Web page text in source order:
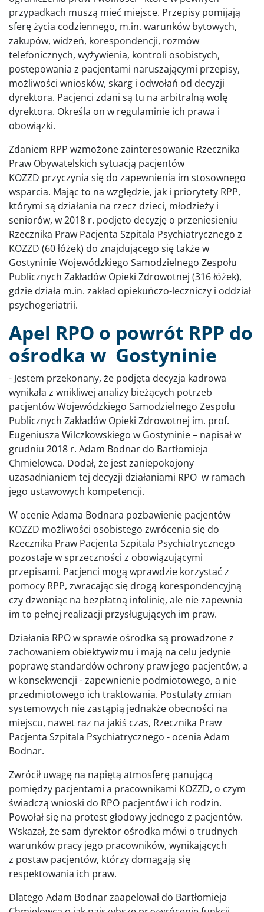
przypadkach muszą mieć miejsce. Przepisy pomijają
sferę życia codziennego, m.in. warunków bytowych,
zakupów, widzeń, korespondencji, rozmów
telefonicznych, wyżywienia, kontroli osobistych,
postępowania z pacjentami naruszającymi przepisy,
możliwości wniosków, skarg i odwołań od decyzji
dyrektora. Pacjenci zdani są tu na arbitralną wolę
dyrektora. Określa on w regulaminie ich prawa i
obowiązki.
Zdaniem RPP wzmożone zainteresowanie Rzecznika
Praw Obywatelskich sytuacją pacjentów
KOZZD przyczynia się do zapewnienia im stosownego
wsparcia. Mając to na względzie, jak i priorytety RPP,
którymi są działania na rzecz dzieci, młodzieży i
seniorów, w 2018 r. podjęto decyzję o przeniesieniu
Rzecznika Praw Pacjenta Szpitala Psychiatrycznego z
KOZZD (60 łóżek) do znajdującego się także w
Gostyninie Wojewódzkiego Samodzielnego Zespołu
Publicznych Zakładów Opieki Zdrowotnej (316 łóżek),
gdzie działa m.in. zakład opiekuńczo-leczniczy i oddział
psychogeriatrii.
Apel RPO o powrót RPP do
ośrodka w Gostyninie
- Jestem przekonany, że podjęta decyzja kadrowa
wynikała z wnikliwej analizy bieżących potrzeb
pacjentów Wojewódzkiego Samodzielnego Zespołu
Publicznych Zakładów Opieki Zdrowotnej im. prof.
Eugeniusza Wilczkowskiego w Gostyninie – napisał w
grudniu 2018 r. Adam Bodnar do Bartłomieja
Chmielowca. Dodał, że jest zaniepokojony
uzasadnianiem tej decyzji działaniami RPO w ramach
jego ustawowych kompetencji.
W ocenie Adama Bodnara pozbawienie pacjentów
KOZZD możliwości osobistego zwrócenia się do
Rzecznika Praw Pacjenta Szpitala Psychiatrycznego
pozostaje w sprzeczności z obowiązującymi
przepisami. Pacjenci mogą wprawdzie korzystać z
pomocy RPP, zwracając się drogą korespondencyjną
czy dzwoniąc na bezpłatną infolinię, ale nie zapewnia
im to pełnej realizacji przysługujących im praw.
Działania RPO w sprawie ośrodka są prowadzone z
zachowaniem obiektywizmu i mają na celu jedynie
poprawę standardów ochrony praw jego pacjentów, a
w konsekwencji - zapewnienie podmiotowego, a nie
przedmiotowego ich traktowania. Postulaty zmian
systemowych nie zastąpią jednakże obecności na
miejscu, nawet raz na jakiś czas, Rzecznika Praw
Pacjenta Szpitala Psychiatrycznego - ocenia Adam
Bodnar.
Zwrócił uwagę na napiętą atmosferę panującą
pomiędzy pacjentami a pracownikami KOZZD, o czym
świadczą wnioski do RPO pacjentów i ich rodzin.
Powołał się na protest głodowy jednego z pacjentów.
Wskazał, że sam dyrektor ośrodka mówi o trudnych
warunków pracy jego pracowników, wynikających
z postaw pacjentów, którzy domagają się
respektowania ich praw.
Dlatego Adam Bodnar zaapelował do Bartłomieja